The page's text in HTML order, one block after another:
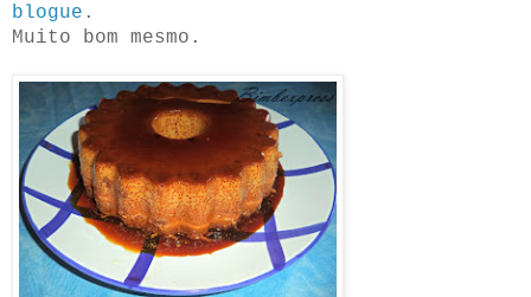
blogue .
Muito bom mesmo.